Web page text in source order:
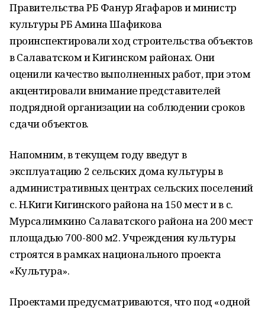
Правительства РБ Фанур Ягафаров и министр
культуры РБ Амина Шафикова
проинспектировали ход строительства объектов
в Салаватском и Кигинском районах. Они
оценили качество выполненных работ, при этом
акцентировали внимание представителей
подрядной организации на соблюдении сроков
сдачи объектов.
Напомним, в текущем году введут в
эксплуатацию 2 сельских дома культуры в
административных центрах сельских поселений
с. Н.Киги Кигинского района на 150 мест и в с.
Мурсалимкино Салаватского района на 200 мест
площадью 700-800 м2. Учреждения культуры
строятся в рамках национального проекта
«Культура».
Проектами предусматриваются, что под «одной